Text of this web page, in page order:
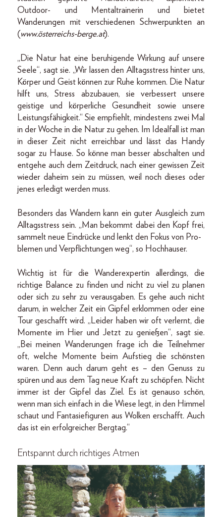
Outdoor- und Mentaltrainerin und bietet
Wanderungen mit verschiedenen Schwerpunkten an
( www.österreichs-berge.at).
„Die Natur hat eine beruhigende Wirkung auf unsere
Seele“, sagt sie. „Wir lassen den Alltagsstress hinter uns,
Körper und Geist können zur Ruhe kommen. Die Natur
hilft uns, Stress abzubauen, sie verbessert unsere
geistige und körperliche Gesundheit sowie unsere
Leistungsfähigkeit.“ Sie empfiehlt, mindestens zwei Mal
in der Woche in die Natur zu gehen. Im Idealfall ist man
in dieser Zeit nicht erreichbar und lässt das Handy
sogar zu Hause. So könne man besser abschalten und
entgehe auch dem Zeitdruck, nach einer gewissen Zeit
wieder daheim sein zu müssen, weil noch dieses oder
jenes erledigt werden muss.
Besonders das Wandern kann ein guter Ausgleich zum
Alltagsstress sein. „Man bekommt dabei den Kopf frei,
sammelt neue Eindrücke und lenkt den Fokus von Pro-
blemen und Verpflichtungen weg“, so Hochhauser.
Wichtig ist für die Wanderexpertin allerdings, die
richtige Balance zu finden und nicht zu viel zu planen
oder sich zu sehr zu verausgaben. Es gehe auch nicht
darum, in welcher Zeit ein Gipfel erklommen oder eine
Tour geschafft wird. „Leider haben wir oft verlernt, die
Momente im Hier und Jetzt zu genießen“, sagt sie.
„Bei meinen Wanderungen frage ich die Teilnehmer
oft, welche Momente beim Aufstieg die schönsten
waren. Denn auch darum geht es – den Genuss zu
spüren und aus dem Tag neue Kraft zu schöpfen. Nicht
immer ist der Gipfel das Ziel. Es ist genauso schön,
wenn man sich einfach in die Wiese legt, in den Himmel
schaut und Fantasiefiguren aus Wolken erschafft. Auch
das ist ein erfolgreicher Bergtag.“
Entspannt durch richtiges Atmen